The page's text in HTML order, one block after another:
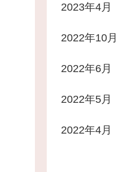
2023年4月
2022年10月
2022年6月
2022年5月
2022年4月